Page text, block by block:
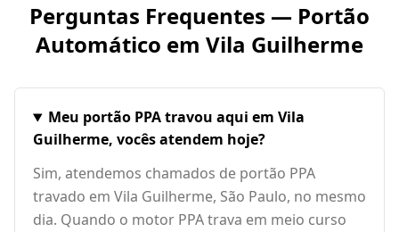
Perguntas Frequentes — Portão
Automático em Vila Guilherme
Meu portão PPA travou aqui em Vila
Guilherme, vocês atendem hoje?
Sim, atendemos chamados de portão PPA
travado em Vila Guilherme, São Paulo, no mesmo
dia. Quando o motor PPA trava em meio curso